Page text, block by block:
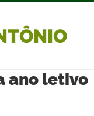
ano letivo